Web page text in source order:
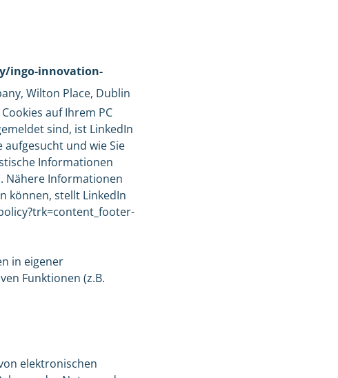
ingo-innovation-
Wilton Place, Dublin
auf Ihrem PC
sind, ist LinkedIn
aufgesucht und wie Sie
Informationen
Nähere Informationen
können, stellt LinkedIn
in eigener
Funktionen (z.B.
elektronischen